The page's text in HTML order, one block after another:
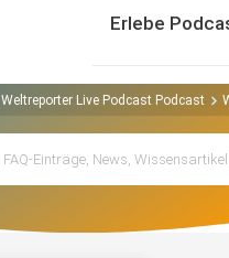
Erlebe
Weltreporter Live Podcast Podcast